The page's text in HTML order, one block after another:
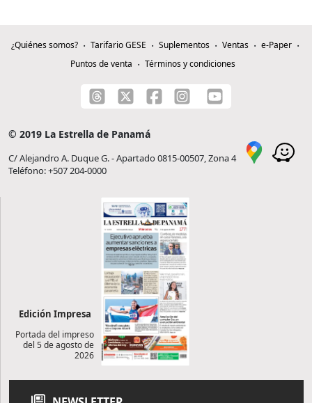
¿Quiénes somos? Tarifario GESE Suplementos Ventas
e-Paper
Puntos de venta
Términos y condiciones
© 2019 La Estrella de Panamá
C/ Alejandro A. Duque G. - Apartado 0815-00507, Zona 4
Teléfono: +507 204-0000
Edición Impresa
Portada del impreso
del 5 de agosto de
2026